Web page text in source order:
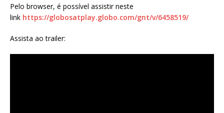
Pelo browser, é possível assistir neste
link https://globosatplay.globo.com/gnt/v/6458519/
Assista ao trailer: